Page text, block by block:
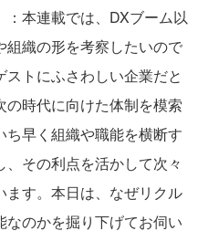
：本連載では、DXブーム以
織の形を考察したいので
トにふさわしい企業だと
時代に向けた体制を模索
早く組織や職能を横断す
その利点を活かして次々
ます。本日は、なぜリクル
のかを掘り下げてお伺い